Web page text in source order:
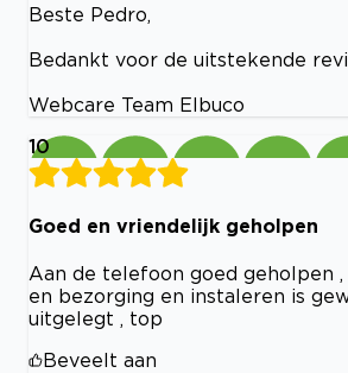
Beste Pedro,
Bedankt voor de uitstekende
Webcare Team Elbuco
10
Goed en vriendelijk geholpen
Aan de telefoon goed geholpen ,
en bezorging en instaleren is
uitgelegt , top
Beveelt aan